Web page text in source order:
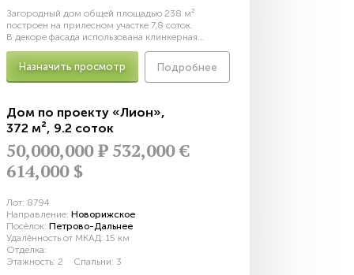
Загородный дом общей площадью 238 м²
построен на прилесном участке 7,8 соток.
В декоре фасада использована клинкерная...
Назначить просмотр Подробнее
Дом по проекту «Лион»,
372 м², 9.2 соток
50,000,000Р 532,000 €
614,000 $
Лот: 8794
Направление: Новорижское
Посёлок: Петрово-Дальнее
Удалённость от МКАД: 15 км
Отделка:
Этажность: 2 Спальни: 3